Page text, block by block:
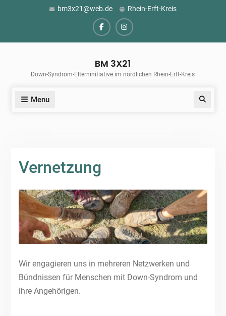
bm3x21@web.de Rhein-Erft-Kreis
FacebookInstagram
BM 3X21
Down-Syndrom-Elterninitiative im nördlichen Rhein-Erft-Kreis
Menu Search
Vernetzung
Wir engagieren uns in mehreren Netzwerken und
Bündnissen für Menschen mit Down-Syndrom und
ihre Angehörigen.